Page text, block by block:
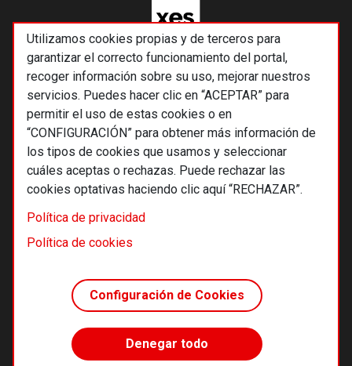
Utilizamos cookies propias y de terceros para
garantizar el correcto funcionamiento del portal,
recoger información sobre su uso, mejorar nuestros
servicios. Puedes hacer clic en “ACEPTAR” para
permitir el uso de estas cookies o en
“CONFIGURACIÓN” para obtener más información de
los tipos de cookies que usamos y seleccionar
cuáles aceptas o rechazas. Puede rechazar las
cookies optativas haciendo clic aquí “RECHAZAR”.
Política de privacidad
Política de cookies
Configuración de Cookies
Denegar todo
© 2026 Alternativas económicas SCCL
Footer
Términos y condiciones de uso
Política de cookies
Principios editoriales